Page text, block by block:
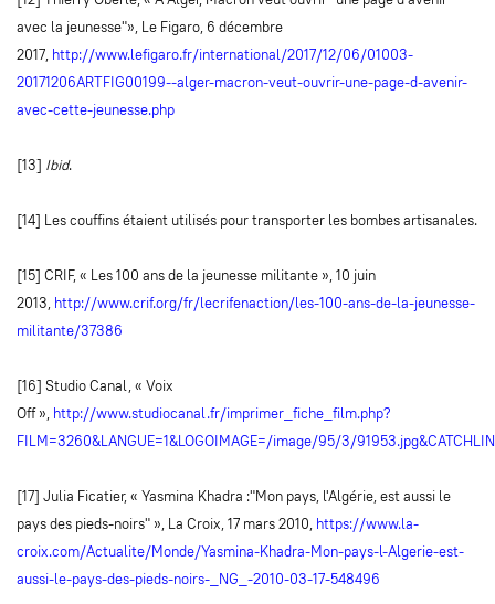
avec la jeunesse"», Le Figaro, 6 décembre
2017, http://www.lefigaro.fr/international/2017/12/06/01003-
20171206ARTFIG00199--alger-macron-veut-ouvrir-une-page-d-avenir-
avec-cette-jeunesse.php
[13] Ibid.
[14] Les couffins étaient utilisés pour transporter les bombes artisanales.
[15] CRIF, « Les 100 ans de la jeunesse militante », 10 juin
2013, http://www.crif.org/fr/lecrifenaction/les-100-ans-de-la-jeunesse-
militante/37386
[16] Studio Canal, « Voix
Off », http://www.studiocanal.fr/imprimer_fiche_film.php?
FILM=3260&LANGUE=1&LOGOIMAGE=/image/95/3/
[17] Julia Ficatier, « Yasmina Khadra :"Mon pays, l'Algérie, est aussi le
pays des pieds-noirs" », La Croix, 17 mars 2010, https://www.la-
croix.com/Actualite/Monde/Yasmina-Khadra-Mon-pays-l-Algerie-est-
aussi-le-pays-des-pieds-noirs-_NG_-2010-03-17-548496